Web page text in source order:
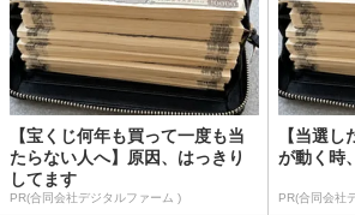
【宝くじ何年も買って一度も当
たらない人へ】原因、はっきり
してます
PR(合同会社デジタルファーム )
【当選
が動く時
PR(合同会社